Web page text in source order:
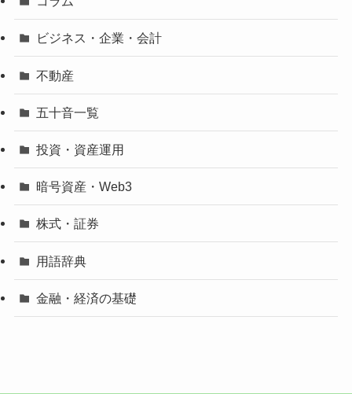
ビジネス・企業・会計
不動産
五十音一覧
投資・資産運用
暗号資産・Web3
株式・証券
用語辞典
金融・経済の基礎